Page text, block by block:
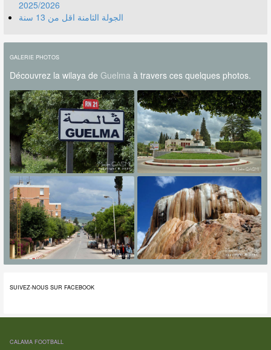
2025/2026
الجولة الثامنة اقل من 13 سنة
GALERIE PHOTOS
Découvrez la wilaya de Guelma à travers ces quelques photos.
SUIVEZ-NOUS SUR FACEBOOK
CALAMA FOOTBALL